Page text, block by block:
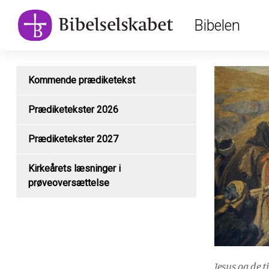
main
navigation
Bibelen
Kommende prædiketekst
Prædiketekster 2026
Prædiketekster 2027
Kirkeårets læsninger i
prøveoversættelse
Jesus og de